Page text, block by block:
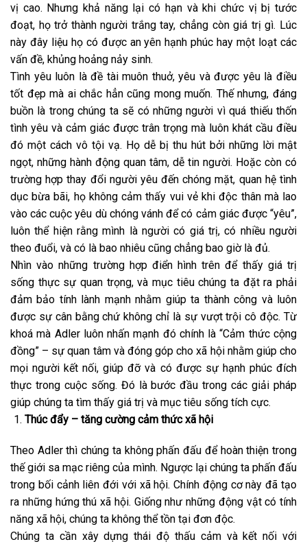
vị cao. Nhưng khả năng lại có hạn và khi chức vị bị tước
đoạt, họ trở thành người trắng tay, chẳng còn giá trị gì. Lúc
này đây liệu họ có được an yên hạnh phúc hay một loạt các
vấn đề, khủng hoảng nảy sinh.
Tình yêu luôn là đề tài muôn thuở, yêu và được yêu là điều
tốt đẹp mà ai chắc hẳn cũng mong muốn. Thế nhưng, đáng
buồn là trong chúng ta sẽ có những người vì quá thiếu thốn
tình yêu và cảm giác được trân trọng mà luôn khát cầu điều
đó một cách vô tội vạ. Họ dễ bị thu hút bởi những lời mật
ngọt, những hành động quan tâm, dễ tin người. Hoặc còn có
trường hợp thay đổi người yêu đến chóng mặt, quan hệ tình
dục bừa bãi, họ không cảm thấy vui vẻ khi độc thân mà lao
vào các cuộc yêu dù chóng vánh để có cảm giác được “yêu”,
luôn thể hiện rằng mình là người có giá trị, có nhiều người
theo đuổi, và có là bao nhiêu cũng chẳng bao giờ là đủ.
Nhìn vào những trường hợp điển hình trên để thấy giá trị
sống thực sự quan trọng, và mục tiêu chúng ta đặt ra phải
đảm bảo tính lành mạnh nhằm giúp ta thành công và luôn
được sự cân bằng chứ không chỉ là sự vượt trội cô độc. Từ
khoá mà Adler luôn nhấn mạnh đó chính là “Cảm thức cộng
đồng” – sự quan tâm và đóng góp cho xã hội nhằm giúp cho
mọi người kết nối, giúp đỡ và có được sự hạnh phúc đích
thực trong cuộc sống. Đó là bước đầu trong các giải pháp
giúp chúng ta tìm thấy giá trị và mục tiêu sống tích cực.
Thúc đẩy – tăng cường cảm thức xã hội
Theo Adler thì chúng ta không phấn đấu để hoàn thiện trong
thế giới sa mạc riêng của mình. Ngược lại chúng ta phấn đấu
trong bối cảnh liên đới với xã hội. Chính động cơ này đã tạo
ra những hứng thú xã hội. Giống như những động vật có tính
năng xã hội, chúng ta không thể tồn tại đơn độc.
Chúng ta cần xây dựng thái độ thấu cảm và kết nối với